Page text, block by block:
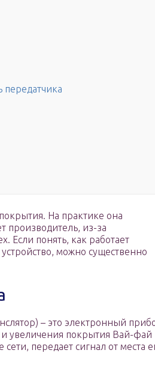
передатчика
На практике она
производитель, из-за
Если понять, как работает
можно существенно
– это электронный
увеличения покрытия Вай-фай
передает сигнал от места